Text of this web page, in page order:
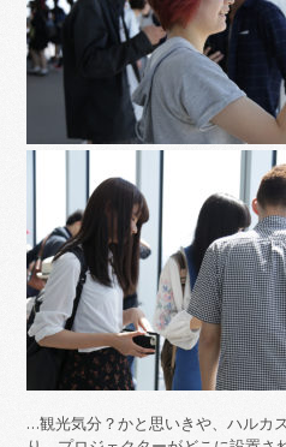
…観光気分？かと思いきや、ハルカ